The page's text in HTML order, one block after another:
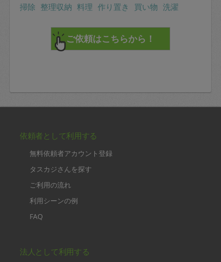
掃除 整理収納 料理 作り置き 買い物 洗濯
依頼者として利用する
無料依頼者アカウント登録
タスカジさんを探す
ご利用の流れ
利用シーンの例
FAQ
法人として利用する